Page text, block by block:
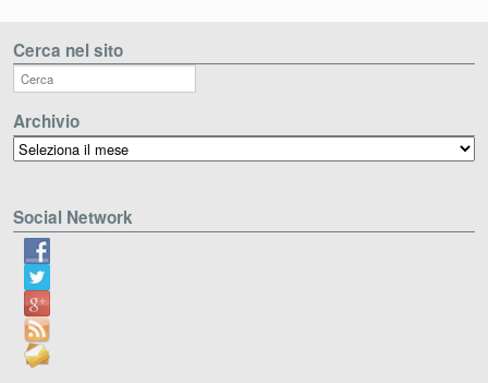
Cerca nel sito
Archivio
Archivio
Social Network